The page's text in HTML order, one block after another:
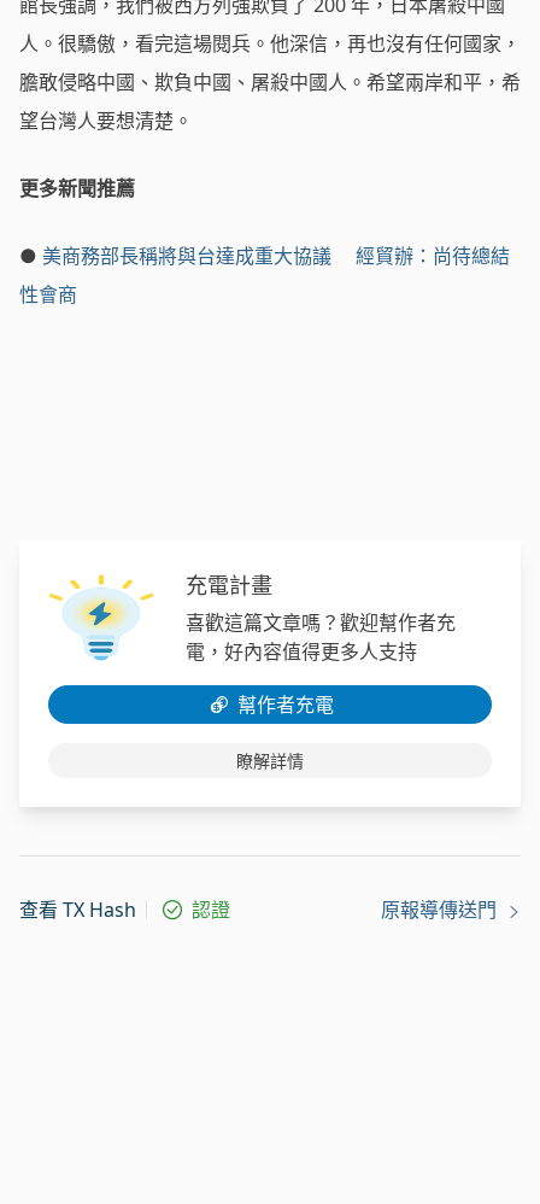
人。很驕傲，看完這場閱兵。他深信，再也沒有任何國家，
膽敢侵略中國、欺負中國、屠殺中國人。希望兩岸和平，希
望台灣人要想清楚。
更多新聞推薦
● 美商務部長稱將與台達成重大協議 經貿辦：尚待總結
性會商
充電計畫
喜歡這篇文章嗎？歡迎幫作者充
電，好內容值得更多人支持
幫作者充電
瞭解詳情
查看 TX Hash 認證 原報導傳送門